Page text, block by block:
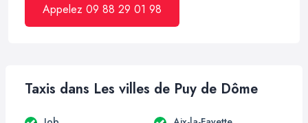
Appelez 09 88 29 01 98
Taxis dans Les villes de Puy de Dôme